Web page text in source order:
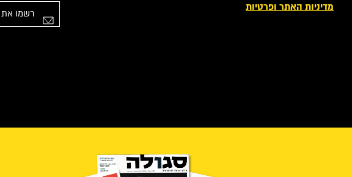
מדיניות האתר ופרטיות